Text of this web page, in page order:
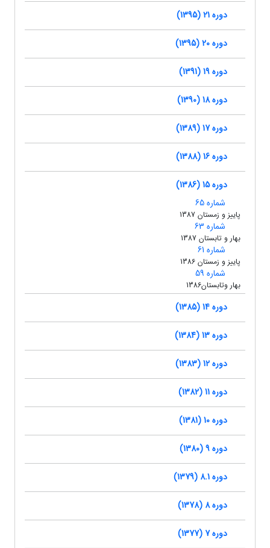
دوره 21 (1395)
دوره 20 (1395)
دوره 19 (1391)
دوره 18 (1390)
دوره 17 (1389)
دوره 16 (1388)
دوره 15 (1386)
شماره 65
پاییز و زمستان 1387
شماره 63
بهار و تابستان 1387
شماره 61
پاییز و زمستان 1386
شماره 59
بهار وتابستان1386
دوره 14 (1385)
دوره 13 (1384)
دوره 12 (1383)
دوره 11 (1382)
دوره 10 (1381)
دوره 9 (1380)
دوره 8.1 (1379)
دوره 8 (1378)
دوره 7 (1377)